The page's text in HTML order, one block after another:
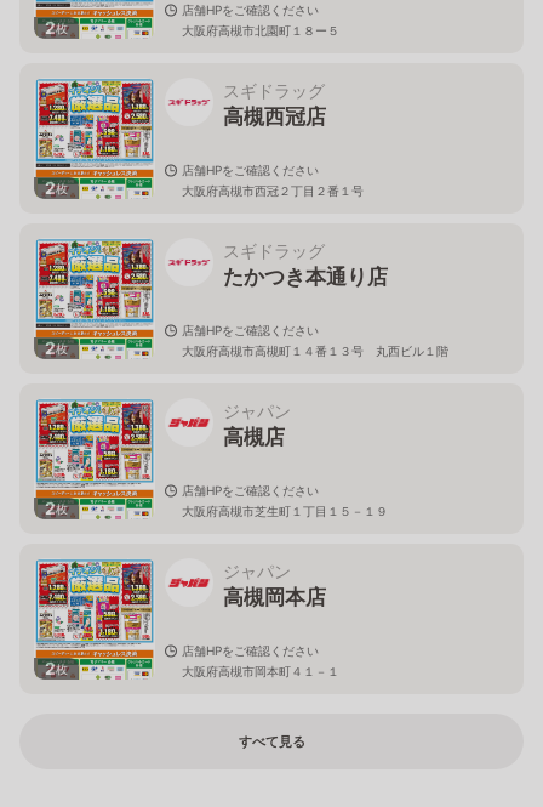
2枚
店舗HPをご確認ください
大阪府高槻市北園町１８ー５
2枚
スギドラッグ
高槻西冠店
店舗HPをご確認ください
大阪府高槻市西冠２丁目２番１号
2枚
スギドラッグ
たかつき本通り店
店舗HPをご確認ください
大阪府高槻市高槻町１４番１３号 丸西ビル１階
2枚
ジャパン
高槻店
店舗HPをご確認ください
大阪府高槻市芝生町１丁目１５－１９
2枚
ジャパン
高槻岡本店
店舗HPをご確認ください
大阪府高槻市岡本町４１－１
すべて見る